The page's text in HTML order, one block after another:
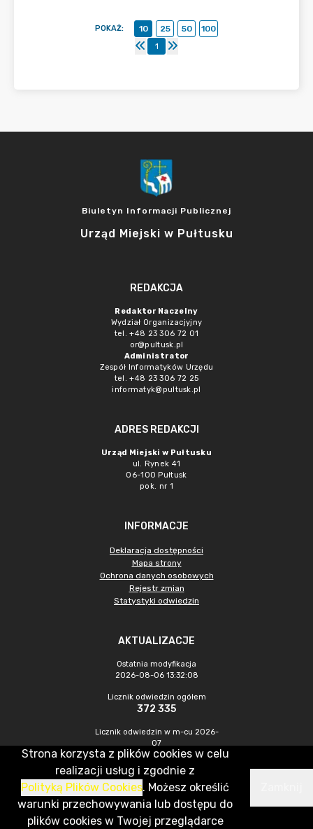
POKAŻ: 10 25 50
100
1
Biuletyn Informacji Publicznej
Urząd Miejski w Pułtusku
REDAKCJA
Redaktor Naczelny
Wydział Organizacjyjny
tel. +48 23 306 72 01
or@pultusk.pl
Administrator
Zespół Informatyków Urzędu
tel. +48 23 306 72 25
informatyk@pultusk.pl
ADRES REDAKCJI
Urząd Miejski w Pułtusku
ul. Rynek 41
06-100 Pułtusk
pok. nr 1
INFORMACJE
Deklaracja dostępności
Mapa strony
Ochrona danych osobowych
Rejestr zmian
Statystyki odwiedzin
AKTUALIZACJE
Ostatnia modyfikacja
2026-08-06 13:32:08
Licznik odwiedzin ogółem
372 335
Licznik odwiedzin w m-cu 2026-
07
1 039
CMS & Hosting: Nefeni Sp. z o.o.
Strona korzysta z plików cookies w celu
realizacji usług i zgodnie z
Polityką Plików Cookies. Możesz określić
warunki przechowywania lub dostępu do
plików cookies w Twojej przeglądarce